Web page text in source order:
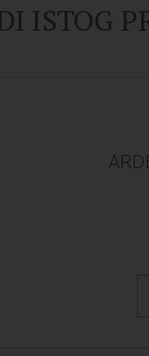
ISTOG